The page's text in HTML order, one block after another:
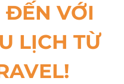
ĐẾN VỚI
LỊCH TỪ